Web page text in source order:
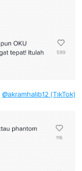
@akramhalib12 (TikTok)